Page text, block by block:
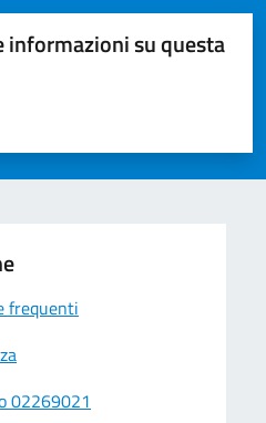
informazioni su questa
su 5
5
frequenti
02269021